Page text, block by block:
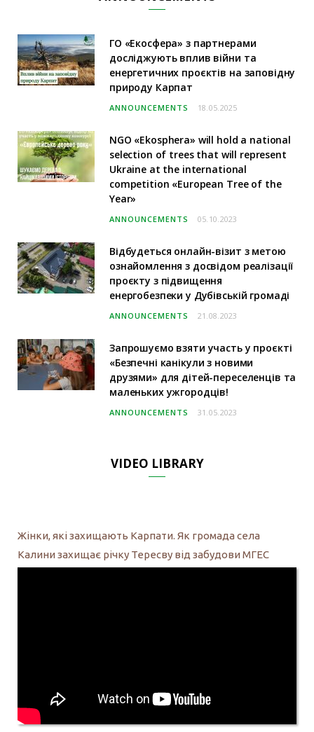
ГО «Екосфера» з партнерами
досліджують вплив війни та
енергетичних проєктів на заповідну
природу Карпат
ANNOUNCEMENTS 18.05.2025
NGO «Ekosphera» will hold a national
selection of trees that will represent
Ukraine at the international
competition «European Tree of the
Year»
ANNOUNCEMENTS 05.10.2023
Відбудеться онлайн-візит з метою
ознайомлення з досвідом реалізації
проєкту з підвищення
енергобезпеки у Дубівській громаді
ANNOUNCEMENTS 21.08.2023
Запрошуємо взяти участь у проєкті
«Безпечні канікули з новими
друзями» для дітей-переселенців та
маленьких ужгородців!
ANNOUNCEMENTS 31.05.2023
VIDEO LIBRARY
Жінки, які захищають Карпати. Як громада села
Калини захищає річку Тересву від забудови МГЕС